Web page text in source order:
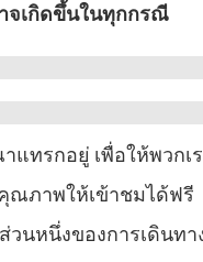
จเกิดขึ้นในทุกกรณี
แทรกอยู่ เพื่อให้พวกเ
ณภาพให้เข้าชมได้ฟรี
นหนึ่งของการเดินทา